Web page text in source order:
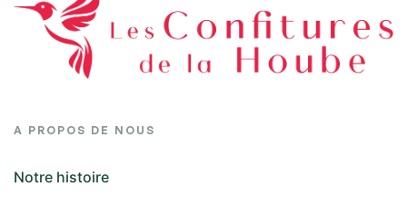
A PROPOS DE NOUS
Notre histoire